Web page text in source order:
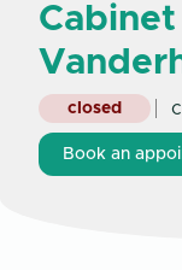
closed
Book an